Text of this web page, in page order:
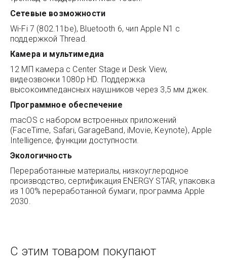
Сетевые возможности
Wi-Fi 7 (802.11be), Bluetooth 6, чип Apple N1 с
поддержкой Thread.
Камера и мультимедиа
12 МП камера с Center Stage и Desk View,
видеозвонки 1080p HD. Поддержка
высокоимпедансных наушников через 3,5 мм джек.
Программное обеспечение
macOS с набором встроенных приложений
(FaceTime, Safari, GarageBand, iMovie, Keynote), Apple
Intelligence, функции доступности.
Экологичность
Переработанные материалы, низкоуглеродное
производство, сертификация ENERGY STAR, упаковка
из 100% переработанной бумаги, программа Apple
2030.
С этим товаром покупают